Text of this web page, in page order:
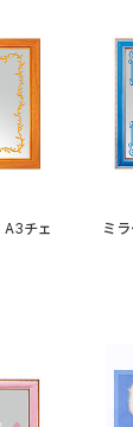
A3チェ
ミ